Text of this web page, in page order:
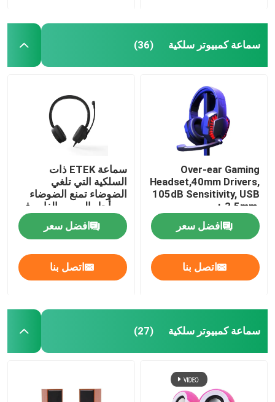
لوحات أم ATX
بنوك الطاقة المحمولة
إمدادات الطاقة ATX
سماعة كمبيوتر سلكية (36)
Over-ear Gaming
Headset,40mm Drivers,
105dB Sensitivity, USB
+ 3.5mm,
Omnidirectional Mic,
1.8M Cable, 20-20KHz
Frequency
افضل سعر
اتصل بنا
سماعة ETEK ذات
السلكية التي تلغي
الضوضاء تمنع الضوضاء
من أجل الصوت الغامر في
الاجتماعات العمل أو
اللعب
افضل سعر
اتصل بنا
سماعة كمبيوتر سلكية (27)